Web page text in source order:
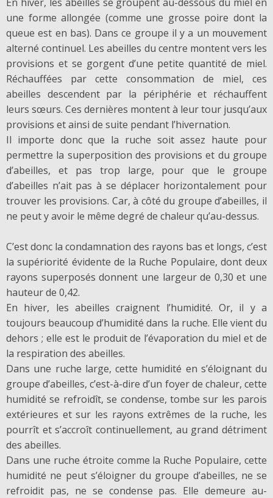
une forme allongée (comme une grosse poire dont la
queue est en bas). Dans ce groupe il y a un mouvement
alterné continuel. Les abeilles du centre montent vers les
provisions et se gorgent d’une petite quantité de miel.
Réchauffées par cette consommation de miel, ces
abeilles descendent par la périphérie et réchauffent
leurs sœurs. Ces dernières montent à leur tour jusqu’aux
provisions et ainsi de suite pendant l’hivernation.
Il importe donc que la ruche soit assez haute pour
permettre la superposition des provisions et du groupe
d’abeilles, et pas trop large, pour que le groupe
d’abeilles n’ait pas à se déplacer horizontalement pour
trouver les provisions. Car, à côté du groupe d’abeilles, il
ne peut y avoir le même degré de chaleur qu’au-dessus.
C’est donc la condamnation des rayons bas et longs, c’est
la supériorité évidente de la Ruche Populaire, dont deux
rayons superposés donnent une largeur de 0,30 et une
hauteur de 0,42.
En hiver, les abeilles craignent l’humidité. Or, il y a
toujours beaucoup d’humidité dans la ruche. Elle vient du
dehors ; elle est le produit de l’évaporation du miel et de
la respiration des abeilles.
Dans une ruche large, cette humidité en s’éloignant du
groupe d’abeilles, c’est-à-dire d’un foyer de chaleur, cette
humidité se refroidît, se condense, tombe sur les parois
extérieures et sur les rayons extrêmes de la ruche, les
pourrît et s’accroît continuellement, au grand détriment
des abeilles.
Dans une ruche étroite comme la Ruche Populaire, cette
humidité ne peut s’éloigner du groupe d’abeilles, ne se
refroidit pas, ne se condense pas. Elle demeure au-